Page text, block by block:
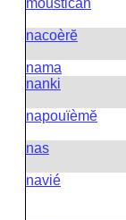
moustican
nacoèrĕ
nama
nanki
napouïèmĕ
nas
navié